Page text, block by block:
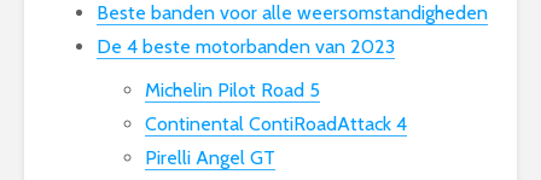
Beste banden voor alle weersomstandigheden
De 4 beste motorbanden van 2023
Michelin Pilot Road 5
Continental ContiRoadAttack 4
Pirelli Angel GT